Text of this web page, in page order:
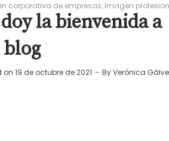
corporativa de empresas Imagen
la bienvenida a
on 19 de octubre de 2021 ByVerónica